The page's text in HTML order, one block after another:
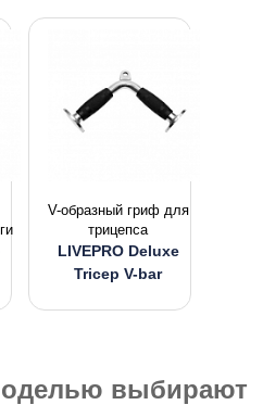
V-образный гриф для
трицепса
LIVEPRO Deluxe
Tricep V-bar
выбирают